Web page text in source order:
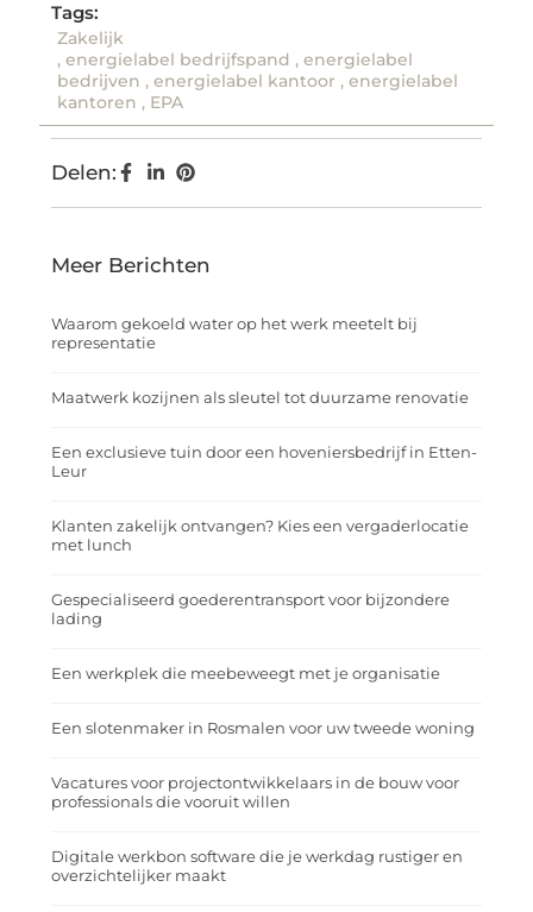
Tags:
Zakelijk
, energielabel bedrijfspand , energielabel
bedrijven , energielabel kantoor , energielabel
kantoren , EPA
Delen:
Meer Berichten
Waarom gekoeld water op het werk meetelt bij
representatie
Maatwerk kozijnen als sleutel tot duurzame renovatie
Een exclusieve tuin door een hoveniersbedrijf in Etten-
Leur
Klanten zakelijk ontvangen? Kies een vergaderlocatie
met lunch
Gespecialiseerd goederentransport voor bijzondere
lading
Een werkplek die meebeweegt met je organisatie
Een slotenmaker in Rosmalen voor uw tweede woning
Vacatures voor projectontwikkelaars in de bouw voor
professionals die vooruit willen
Digitale werkbon software die je werkdag rustiger en
overzichtelijker maakt